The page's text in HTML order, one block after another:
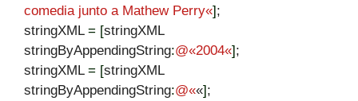
comedia junto a Mathew Perry«];
stringXML = [stringXML
stringByAppendingString:@«2004«];
stringXML = [stringXML
stringByAppendingString:@««];